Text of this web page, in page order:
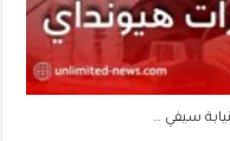
سيفي …